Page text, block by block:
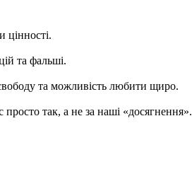
цінності.
та фальші.
та можливість любити щиро.
так, а не за наші «досягнення».